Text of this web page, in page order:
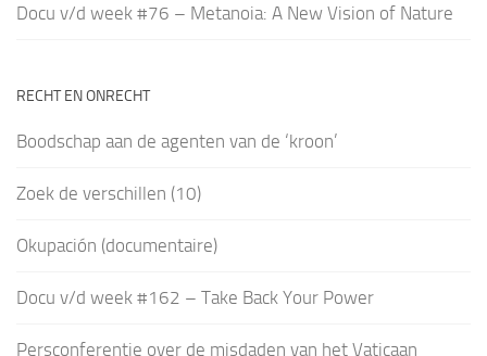
Docu v/d week #76 – Metanoia: A New Vision of Nature
RECHT EN ONRECHT
Boodschap aan de agenten van de ‘kroon’
Zoek de verschillen (10)
Okupación (documentaire)
Docu v/d week #162 – Take Back Your Power
Persconferentie over de misdaden van het Vaticaan